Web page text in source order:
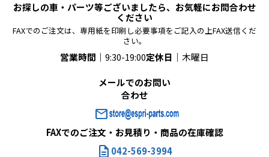
お探しの車・パーツ等ございましたら、お気軽にお問合わせ
ください
FAXでのご注文は、専用紙を印刷し必要事項をご記入の上FAX送信くだ
さい。
営業時間｜ 9:30-19:00定休日｜ 木曜日
メールでのお問い
合わせ
mail
FAXでのご注文・お見積り・商品の在庫確認
description 042-569-3994